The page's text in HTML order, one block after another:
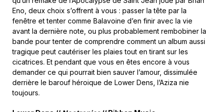
Eno, deux choix s’offrent à vous : passer la tête par la
fenêtre et tenter comme Balavoine d’en finir avec la vie
avant la dernière note, ou plus probablement rembobiner la
bande pour tenter de comprendre comment un album aussi
tragique peut cautériser les plaies tout en tirant sur les
cicatrices. Et pendant que vous en êtes encore à vous
demander ce qui pourrait bien sauver l’amour, dissimulée
derrière le barouf héroique de Lower Dens, l’Aziza nie
toujours.